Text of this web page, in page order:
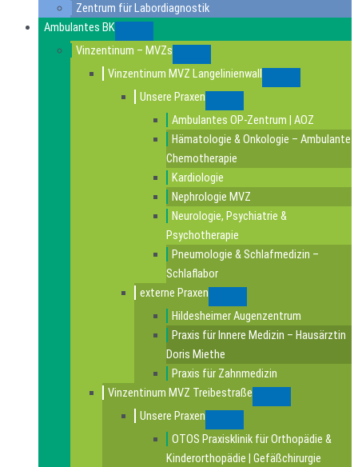
Zentrum für Labordiagnostik
Ambulantes BK
Vinzentinum – MVZs
Vinzentinum MVZ Langelinienwall
Unsere Praxen
Ambulantes OP-Zentrum | AOZ
Hämatologie & Onkologie – Ambulante
Chemotherapie
Kardiologie
Nephrologie MVZ
Neurologie, Psychiatrie &
Psychotherapie
Pneumologie & Schlafmedizin –
Schlaflabor
externe Praxen
Hildesheimer Augenzentrum
Praxis für Innere Medizin – Hausärztin
Doris Miethe
Praxis für Zahnmedizin
Vinzentinum MVZ Treibestraße
Unsere Praxen
OTOS Praxisklinik für Orthopädie &
Kinderorthopädie | Gefäßchirurgie